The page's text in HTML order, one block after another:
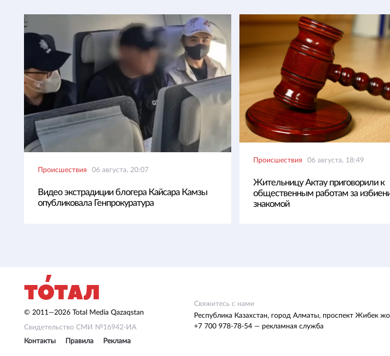
Происшествия 06 августа, 20:07
Видео экстрадиции блогера Кайсара Камзы
опубликовала Генпрокуратура
Происшествия 06 августа, 18:49
Жительницу Актау приговорили к
общественным работам за
знакомой
© 2011—2026 Total Media Qazaqstan
Свидетельство СМИ №16942-ИА
Контакты
Правила Реклама
Свяжитесь с нами
Республика Казахстан, город Алматы, проспект Жибек
+7 700 978-78-54 — рекламная служба